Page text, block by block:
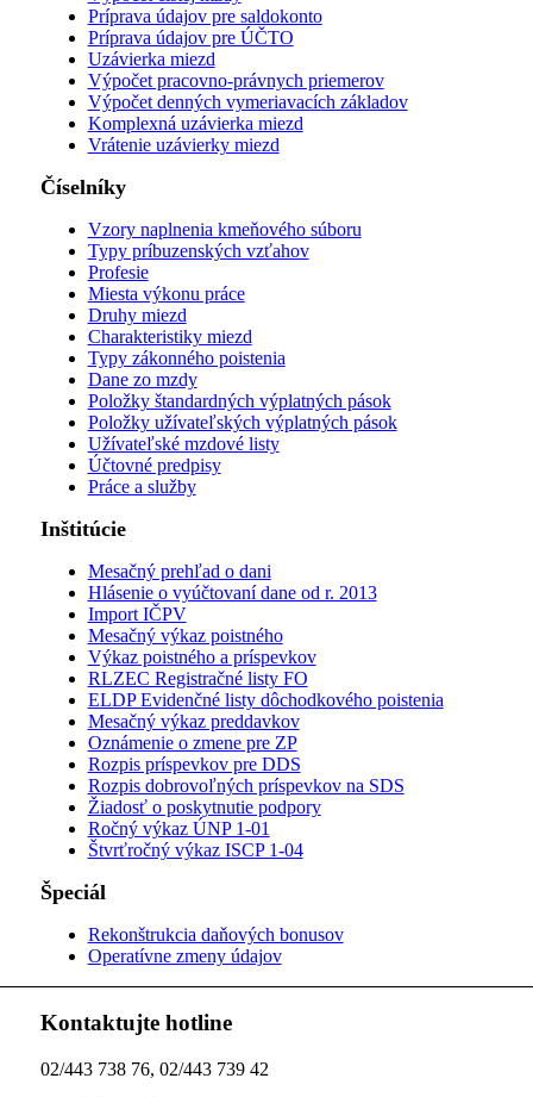
Príprava údajov pre saldokonto
Príprava údajov pre ÚČTO
Uzávierka miezd
Výpočet pracovno-právnych priemerov
Výpočet denných vymeriavacích základov
Komplexná uzávierka miezd
Vrátenie uzávierky miezd
Číselníky
Vzory naplnenia kmeňového súboru
Typy príbuzenských vzťahov
Profesie
Miesta výkonu práce
Druhy miezd
Charakteristiky miezd
Typy zákonného poistenia
Dane zo mzdy
Položky štandardných výplatných pások
Položky užívateľských výplatných pások
Užívateľské mzdové listy
Účtovné predpisy
Práce a služby
Inštitúcie
Mesačný prehľad o dani
Hlásenie o vyúčtovaní dane od r. 2013
Import IČPV
Mesačný výkaz poistného
Výkaz poistného a príspevkov
RLZEC Registračné listy FO
ELDP Evidenčné listy dôchodkového poistenia
Mesačný výkaz preddavkov
Oznámenie o zmene pre ZP
Rozpis príspevkov pre DDS
Rozpis dobrovoľných príspevkov na SDS
Žiadosť o poskytnutie podpory
Ročný výkaz ÚNP 1-01
Štvrťročný výkaz ISCP 1-04
Špeciál
Rekonštrukcia daňových bonusov
Operatívne zmeny údajov
Kontaktujte hotline
02/443 738 76, 02/443 739 42